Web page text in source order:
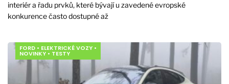
interiér a řadu prvků, které bývají u zavedené evropské
konkurence často dostupné až
FORD • ELEKTRICKÉ VOZY •
NOVINKY • TESTY